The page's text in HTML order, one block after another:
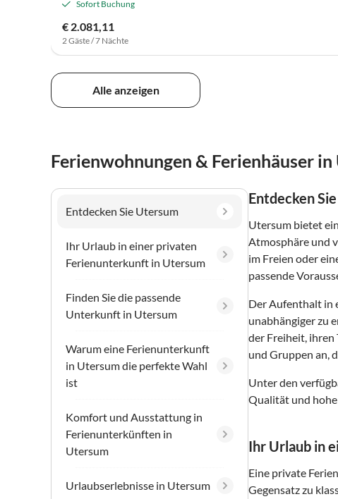
Sofort Buchung
€ 2.081,11
2 Gäste / 7 Nächte
Alle anzeigen
Ferienwohnungen & Ferienhäuser
Entdecken Sie Utersum
Ihr Urlaub in einer privaten
Ferienunterkunft in Utersum
Finden Sie die passende
Unterkunft in Utersum
Warum eine Ferienunterkunft
in Utersum die perfekte Wahl
ist
Komfort und Ausstattung in
Ferienunterkünften in
Utersum
Urlaubserlebnisse in Utersum
Entdecken
Utersum bietet
Atmosphäre und
im Freien oder
passende
Der Aufenthalt in
unabhängiger zu
der Freiheit, ihren
und Gruppen an,
Unter den
Qualität und
Ihr Urlaub in
Eine private
Gegensatz zu